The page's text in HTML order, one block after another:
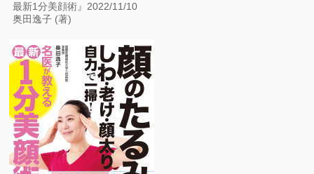
最新1分美顔術』2022/11/10
奥田逸子 (著)